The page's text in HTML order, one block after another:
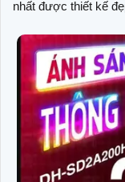
nhất được thiết kế